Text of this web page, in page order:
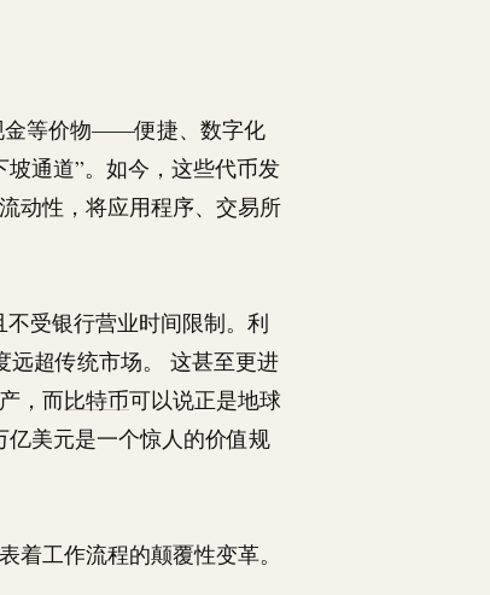
金等价物——便捷、数字化
坡通道”。如今，这些代币发
动性，将应用程序、交易所
受银行营业时间限制。利
远超传统市场。 这甚至更进
，而比特币可以说正是地球
美元是一个惊人的价值规
着工作流程的颠覆性变革。